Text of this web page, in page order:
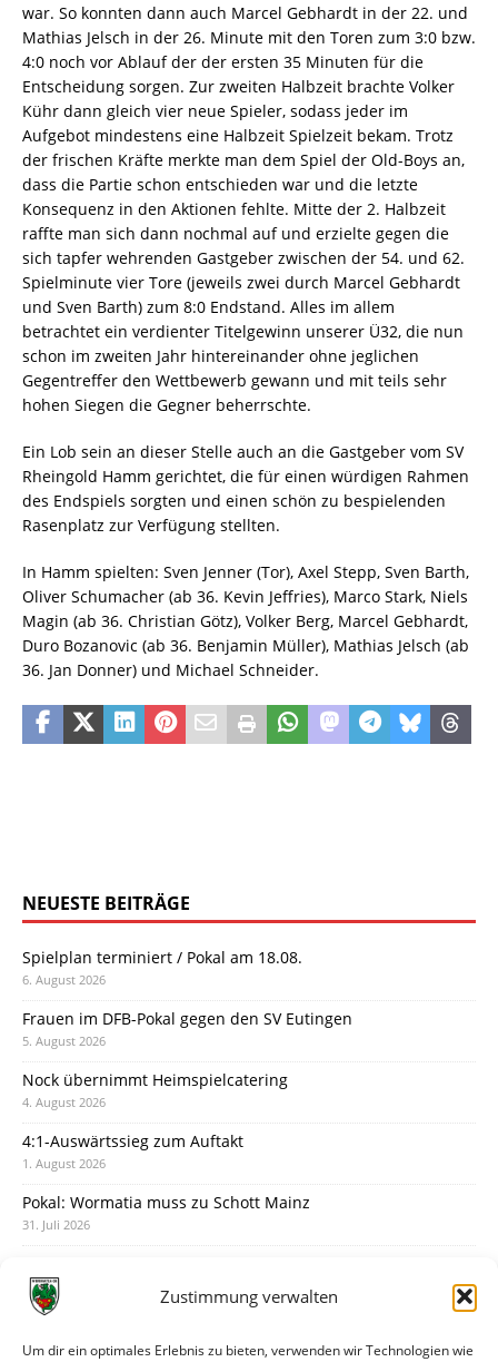
Zustimmung verwalten
Um dir ein optimales Erlebnis zu bieten, verwenden wir Technologien wie
war. So konnten dann auch Marcel Gebhardt in der 22. und
Mathias Jelsch in der 26. Minute mit den Toren zum 3:0 bzw.
4:0 noch vor Ablauf der der ersten 35 Minuten für die
Entscheidung sorgen. Zur zweiten Halbzeit brachte Volker
Kühr dann gleich vier neue Spieler, sodass jeder im
Aufgebot mindestens eine Halbzeit Spielzeit bekam. Trotz
der frischen Kräfte merkte man dem Spiel der Old-Boys an,
dass die Partie schon entschieden war und die letzte
Konsequenz in den Aktionen fehlte. Mitte der 2. Halbzeit
raffte man sich dann nochmal auf und erzielte gegen die
sich tapfer wehrenden Gastgeber zwischen der 54. und 62.
Spielminute vier Tore (jeweils zwei durch Marcel Gebhardt
und Sven Barth) zum 8:0 Endstand. Alles im allem
betrachtet ein verdienter Titelgewinn unserer Ü32, die nun
schon im zweiten Jahr hintereinander ohne jeglichen
Gegentreffer den Wettbewerb gewann und mit teils sehr
hohen Siegen die Gegner beherrschte.
Ein Lob sein an dieser Stelle auch an die Gastgeber vom SV
Rheingold Hamm gerichtet, die für einen würdigen Rahmen
des Endspiels sorgten und einen schön zu bespielenden
Rasenplatz zur Verfügung stellten.
In Hamm spielten: Sven Jenner (Tor), Axel Stepp, Sven Barth,
Oliver Schumacher (ab 36. Kevin Jeffries), Marco Stark, Niels
Magin (ab 36. Christian Götz), Volker Berg, Marcel Gebhardt,
Duro Bozanovic (ab 36. Benjamin Müller), Mathias Jelsch (ab
36. Jan Donner) und Michael Schneider.
NEUESTE BEITRÄGE
Spielplan terminiert / Pokal am 18.08.
6. August 2026
Frauen im DFB-Pokal gegen den SV Eutingen
5. August 2026
Nock übernimmt Heimspielcatering
4. August 2026
4:1-Auswärtssieg zum Auftakt
1. August 2026
Pokal: Wormatia muss zu Schott Mainz
31. Juli 2026
30. Juli 2026
28. Juli 2026